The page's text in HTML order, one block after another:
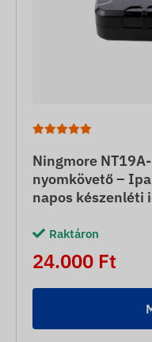
Ningmore NT19A-
nyomkövető –
napos készenléti
Raktáron
24.000 Ft